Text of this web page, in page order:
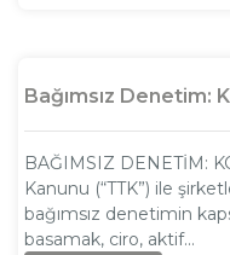
Bağımsız Denetim:
BAĞIMSIZ DENETİM:
Kanunu (“TTK”) ile
bağımsız denetimin
basamak, ciro, aktif...